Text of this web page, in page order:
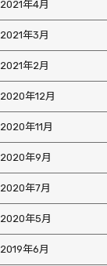
2021年4月
2021年3月
2021年2月
2020年12月
2020年11月
2020年9月
2020年7月
2020年5月
2019年6月